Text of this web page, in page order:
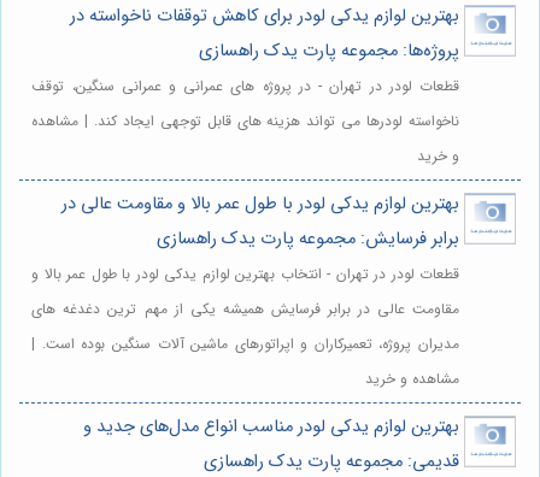
بهترین لوازم یدکی لودر برای کاهش توقفات ناخواسته در
پروژه‌ها: مجموعه پارت یدک راهسازی
قطعات لودر در تهران - در پروژه های عمرانی و عمرانی سنگین، توقف
ناخواسته لودرها می تواند هزینه های قابل توجهی ایجاد کند. | مشاهده
و خرید
بهترین لوازم یدکی لودر با طول عمر بالا و مقاومت عالی در
برابر فرسایش: مجموعه پارت یدک راهسازی
قطعات لودر در تهران - انتخاب بهترین لوازم یدکی لودر با طول عمر بالا و
مقاومت عالی در برابر فرسایش همیشه یکی از مهم ترین دغدغه های
مدیران پروژه، تعمیرکاران و اپراتورهای ماشین آلات سنگین بوده است. |
مشاهده و خرید
بهترین لوازم یدکی لودر مناسب انواع مدل‌های جدید و
قدیمی: مجموعه پارت یدک راهسازی